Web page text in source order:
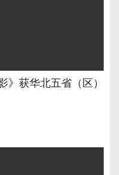
》获华北五省（区）